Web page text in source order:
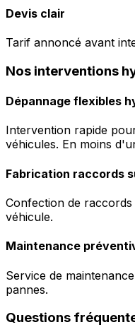
Devis clair
Tarif annoncé avant
Nos interventions
Dépannage flexibles
Intervention rapide
véhicules. En moins
Fabrication raccords
Confection de
véhicule.
Maintenance
Service de
pannes.
Questions